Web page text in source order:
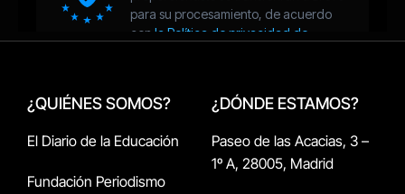
¿QUIÉNES SOMOS?
El Diario de la Educación
Fundación Periodismo
¿DÓNDE ESTAMOS?
Paseo de las Acacias, 3 –
1º A, 28005, Madrid